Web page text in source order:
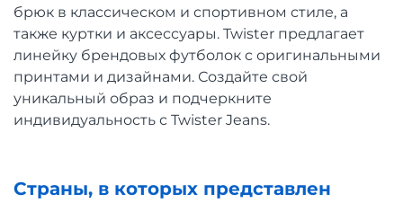
брюк в классическом и спортивном стиле, а
также куртки и аксессуары. Twister предлагает
линейку брендовых футболок с оригинальными
принтами и дизайнами. Создайте свой
уникальный образ и подчеркните
индивидуальность с Twister Jeans.
Страны, в которых представлен